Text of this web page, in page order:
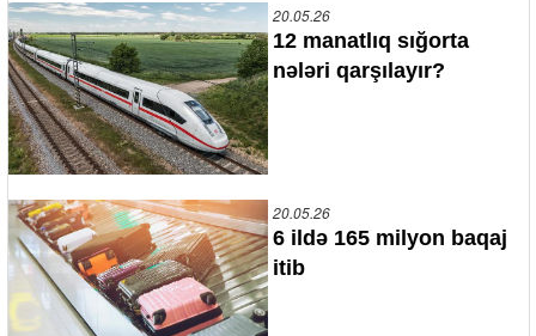
20.05.26
12 manatlıq sığorta
nələri qarşılayır?
20.05.26
6 ildə 165 milyon baqaj
itib